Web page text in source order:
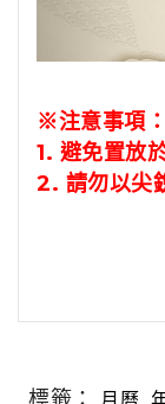
※注意事項：
1. 避免置放
2. 請勿以尖